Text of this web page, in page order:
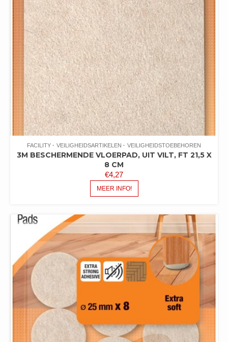
FACILITY VEILIGHEIDSARTIKELEN VEILIGHEIDSTOEBEHOREN
3M BESCHERMENDE VLOERPAD, UIT VILT, FT 21,5 X
8 CM
€4,27
MEER INFO!